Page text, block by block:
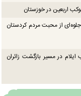
اربعین در خوزستان
از محبت مردم کردستان
در مسیر بازگشت زائران